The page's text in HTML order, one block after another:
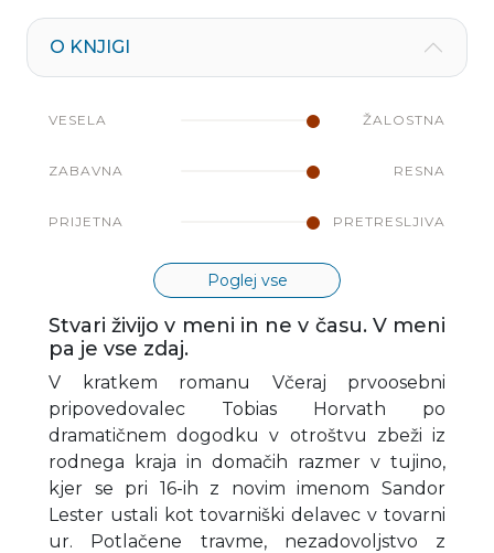
O KNJIGI
VESELA ŽALOSTNA
ZABAVNA RESNA
PRIJETNA PRETRESLJIVA
Poglej vse
Stvari živijo v meni in ne v času. V meni
pa je vse zdaj.
V kratkem romanu Včeraj prvoosebni
pripovedovalec Tobias Horvath po
dramatičnem dogodku v otroštvu zbeži iz
rodnega kraja in domačih razmer v tujino,
kjer se pri 16-ih z novim imenom Sandor
Lester ustali kot tovarniški delavec v tovarni
ur. Potlačene travme, nezadovoljstvo z